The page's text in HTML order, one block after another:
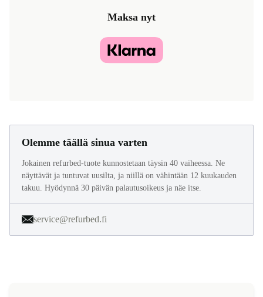
Maksa nyt
Olemme täällä sinua varten
Jokainen refurbed-tuote kunnostetaan täysin 40 vaiheessa. Ne
näyttävät ja tuntuvat uusilta, ja niillä on vähintään 12 kuukauden
takuu. Hyödynnä 30 päivän palautusoikeus ja näe itse.
service@refurbed.fi